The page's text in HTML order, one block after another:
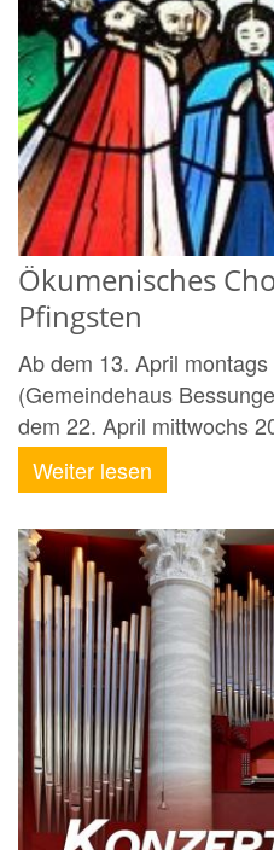
Ökumenisches
Pfingsten
Ab dem 13. April
(Gemeindehaus
dem 22. April mittwochs
Weiter lesen